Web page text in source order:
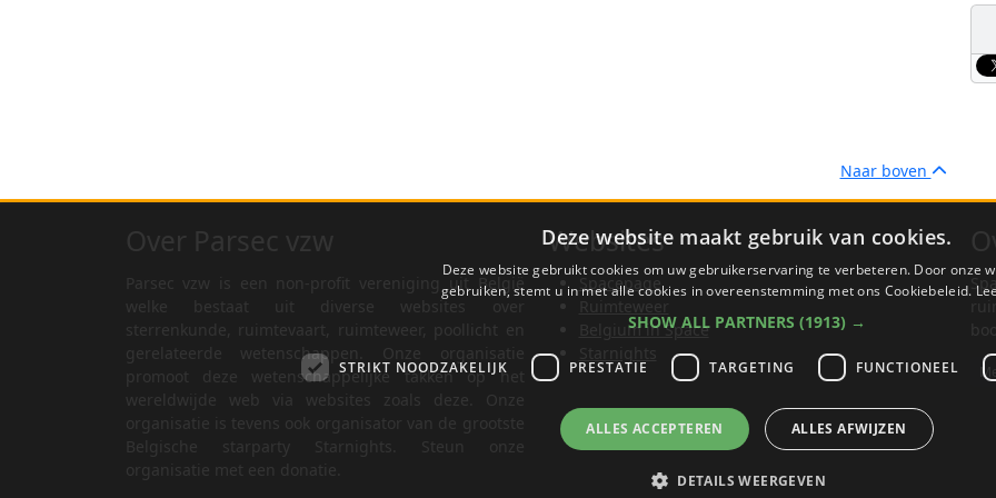
Naar boven
Parsec vzw is een non-profit vereniging uit België
welke bestaat uit diverse websites over
gerelateerde wetenschappen. Onze organisatie
promoot deze wetenschappelijke takken op het
Websites
Spacepage
Belgium in Space
Deze website maakt gebruik van cookies.
Deze website gebruikt cookies om uw gebruikerservaring te verbeteren. Door onze
gebruiken, stemt u in met alle cookies in overeenstemming met ons Cookiebeleid.
SHOW ALL PARTNERS (1913) →
STRIKT NOODZAKELIJK PRESTATIE TARGETING FUNCTIONEEL
ALLES ACCEPTEREN ALLES AFWIJZEN
DETAILS WEERGEVEN